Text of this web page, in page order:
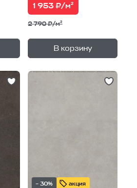
1 953 ₽/м²
2 790 ₽/м²
В корзину
— 1уп.
– 30% акция